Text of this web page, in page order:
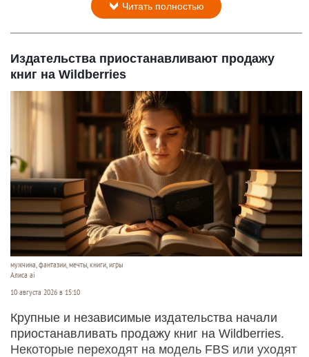
Читать полностью
Издательства приостанавливают продажу
книг на Wildberries
мужчина, фантазии, мечты, книги, игры
Алиса ai
10 августа 2026 в 15:10
Крупные и независимые издательства начали
приостанавливать продажу книг на Wildberries.
Некоторые переходят на модель FBS или уходят